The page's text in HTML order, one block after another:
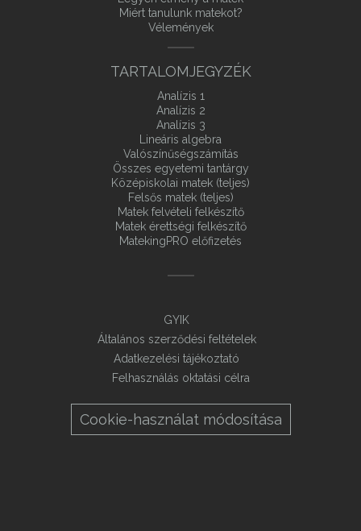
Miért tanulunk matekot?
Vélemények
TARTALOMJEGYZÉK
Analízis 1
Analízis 2
Analízis 3
Lineáris algebra
Valószínűségszámítás
Összes egyetemi tantárgy
Középiskolai matek (teljes)
Felsős matek (teljes)
Matek felvételi felkészítő
Matek érettségi felkészítő
MatekingPRO előfizetés
GYIK
Általános szerződési feltételek
Adatkezelési tájékoztató
Felhasználás oktatási célra
Cookie-használat módosítása